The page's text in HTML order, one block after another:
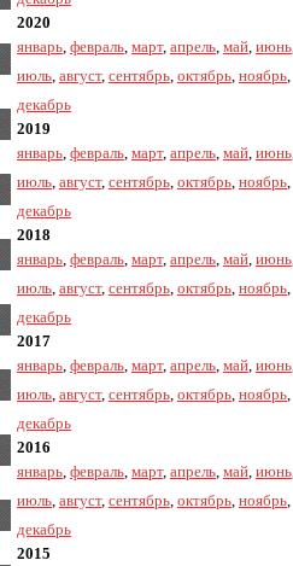
2020
январь, февраль, март, апрель, май, июнь,
июль, август, сентябрь, октябрь, ноябрь,
декабрь
2019
январь, февраль, март, апрель, май, июнь,
июль, август, сентябрь, октябрь, ноябрь,
декабрь
2018
январь, февраль, март, апрель, май, июнь,
июль, август, сентябрь, октябрь, ноябрь,
декабрь
2017
январь, февраль, март, апрель, май, июнь,
июль, август, сентябрь, октябрь, ноябрь,
декабрь
2016
январь, февраль, март, апрель, май, июнь,
июль, август, сентябрь, октябрь, ноябрь,
декабрь
2015